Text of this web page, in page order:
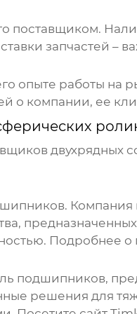
поставщиком.
запчастей –
опыте работы на
о компании, ее
двухрядных
Подробнее
подшипников,
решения для